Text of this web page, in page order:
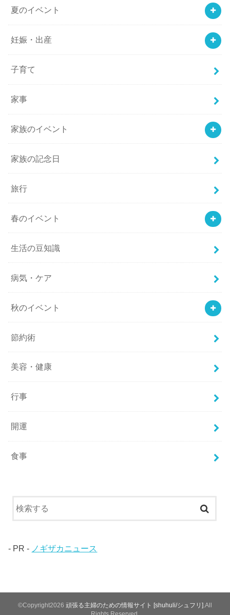
夏のイベント
妊娠・出産
子育て
家事
家族のイベント
家族の記念日
旅行
春のイベント
生活の豆知識
病気・ケア
秋のイベント
節約術
美容・健康
行事
開運
食事
- PR - ノギザカニュース
©Copyright2026 頑張る主婦のための情報サイト [shuhuli/シュフリ] .All